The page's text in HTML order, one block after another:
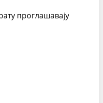
проглашавају